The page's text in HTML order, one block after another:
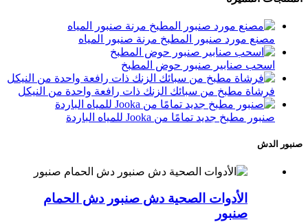
مصنع مورد صنبور المطبخ مرنة صنبور المياه
اسحب صنابير صنبور حوض المطبخ
فرشاة مطبخ من سبائك الزنك ذات رافعة واحدة من النيكل
صنبور مطبخ جديد تمامًا من Jooka للمياه الباردة
صنبور الدش
الأدوات الصحية دش صنبور دش الحمام
صنبور